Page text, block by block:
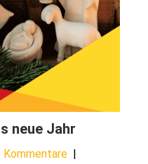
neue Jahr
Kommentare